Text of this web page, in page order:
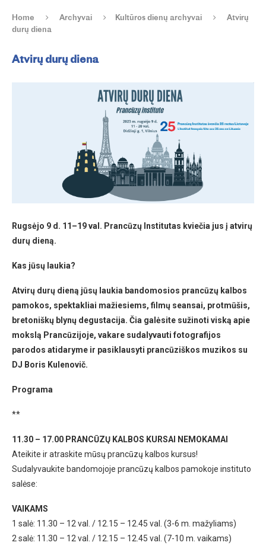
Home Archyvai Kultūros dienų archyvai
Atvirų
durų diena
Atvirų durų diena
Rugsėjo 9 d. 11–19 val. Prancūzų Institutas kviečia jus į atvirų
durų dieną.
Kas jūsų laukia?
Atvirų durų dieną jūsų laukia bandomosios prancūzų kalbos
pamokos, spektakliai mažiesiems, filmų seansai, protmūšis,
bretoniškų blynų degustacija. Čia galėsite sužinoti viską apie
mokslą Prancūzijoje, vakare sudalyvauti fotografijos
parodos atidaryme ir pasiklausyti prancūziškos muzikos su
DJ Boris Kulenovič.
Programa
**
11.30 – 17.00 PRANCŪZŲ KALBOS KURSAI NEMOKAMAI
Ateikite ir atraskite mūsų prancūzų kalbos kursus!
Sudalyvaukite bandomojoje prancūzų kalbos pamokoje instituto
salėse:
VAIKAMS
1 salė: 11.30 – 12 val. / 12.15 – 12.45 val. (3-6 m. mažyliams)
2 salė: 11.30 – 12 val. / 12.15 – 12.45 val. (7-10 m. vaikams)